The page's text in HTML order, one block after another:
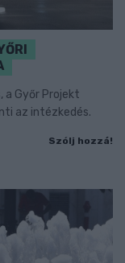
a Győr Projekt
az intézkedés.
Szólj hozzá!